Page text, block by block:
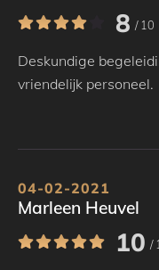
8 / 10
Deskundige
vriendelijk personeel.
04-02-2021
Marleen Heuvel
10 /